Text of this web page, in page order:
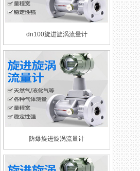
dn100旋进旋涡流量计
防爆旋进旋涡流量计